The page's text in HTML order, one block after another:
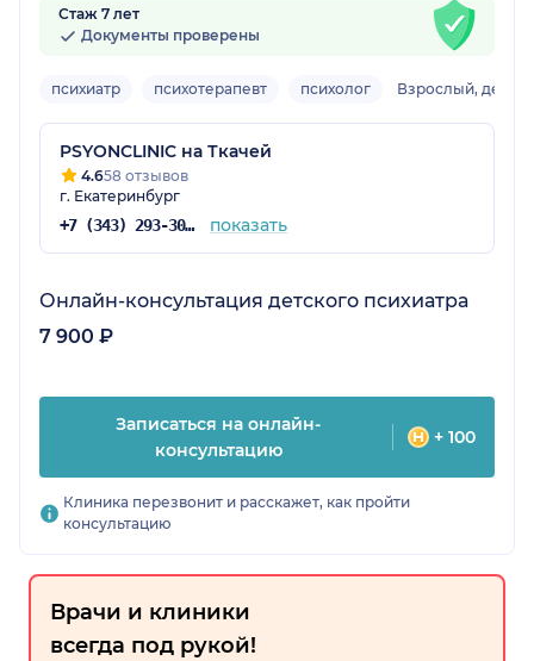
Стаж 7 лет
Документы проверены
психиатр психотерапевт психолог Взрослый,
PSYONCLINIC на Ткачей
4.658 отзывов
г. Екатеринбург
+7 (343) 293-30-75 показать
Онлайн-консультация детского психиатра
7 900 ₽
Записаться на онлайн-
консультацию
+ 100
Клиника перезвонит и расскажет, как пройти
консультацию
Врачи и клиники
всегда под рукой!